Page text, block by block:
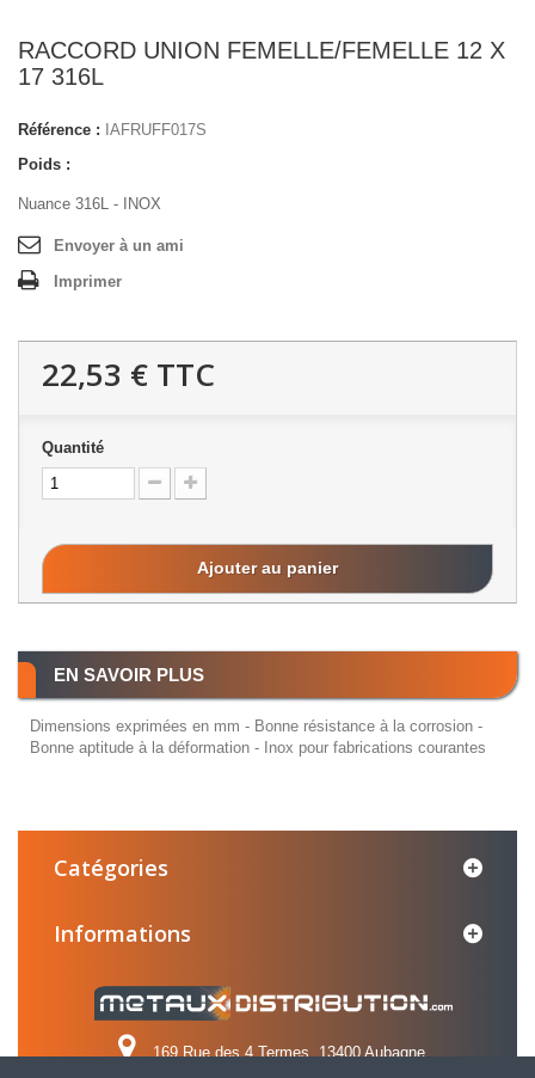
RACCORD UNION FEMELLE/FEMELLE 12 X
17 316L
Référence : IAFRUFF017S
Poids :
Nuance 316L - INOX
Envoyer à un ami
Imprimer
22,53 € TTC
Quantité
Ajouter au panier
EN SAVOIR PLUS
Dimensions exprimées en mm - Bonne résistance à la corrosion -
Bonne aptitude à la déformation - Inox pour fabrications courantes
Catégories
Informations
169 Rue des 4 Termes, 13400 Aubagne